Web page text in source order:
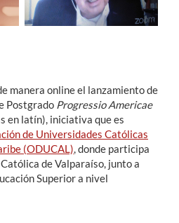
manera online el lanzamiento de
Postgrado Progressio Americae
en latín), iniciativa que es
de Universidades Católicas
(ODUCAL), donde participa
de Valparaíso, junto a
Superior a nivel